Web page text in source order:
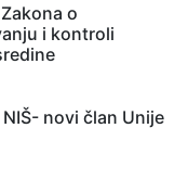
o
i kontroli
NIŠ- novi član Unije